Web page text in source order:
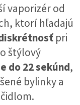
vaporizér od
ktorí hľadajú
pri
štýlový
do 22 sekúnd,
bylinky a